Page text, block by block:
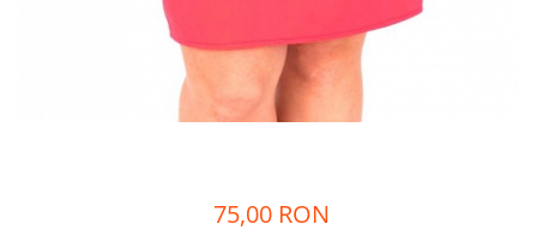
Halate medicale albe
75,00 RON